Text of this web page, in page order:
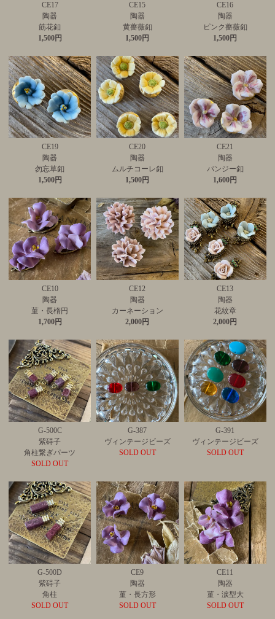
CE17
陶器
筋花釦
1,500円
CE15
陶器
黄薔薇釦
1,500円
CE16
陶器
ピンク薔薇釦
1,500円
CE19
陶器
勿忘草釦
1,500円
CE20
陶器
ムルチコーレ釦
1,500円
CE21
陶器
パンジー釦
1,600円
CE10
陶器
菫・長楕円
1,700円
CE12
陶器
カーネーション
2,000円
CE13
陶器
花紋章
2,000円
G-500C
紫碍子
角柱繋ぎパーツ
SOLD OUT
G-387
ヴィンテージビーズ
SOLD OUT
G-391
ヴィンテージビーズ
SOLD OUT
G-500D
紫碍子
角柱
SOLD OUT
CE9
陶器
菫・長方形
SOLD OUT
CE11
陶器
菫・涙型大
SOLD OUT